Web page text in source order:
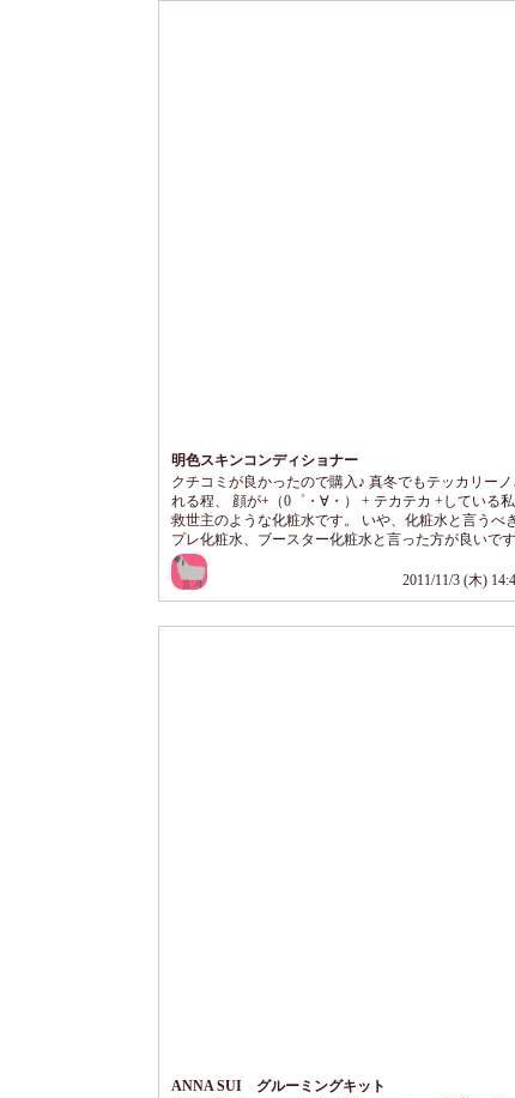
明色スキンコンディショナー
クチコミが良かったので購入♪ 真冬でもテッカリー
れる程、 顔が+（0゜・∀・） + テカテカ +している
救世主のような化粧水です。 いや、化粧水と言うべ
プレ化粧水、ブースター化粧水と言った方が良いで
がキュッと引き締まるのがハッキリとわかります。
粧崩れもしにくくなりました ☆-(ノ゜Д゜)八(゜Д゜ )
それだけだと、普通の収れん化粧水と同じなのです
2011/11/3 (木)
ANNA SUI グルーミングキット